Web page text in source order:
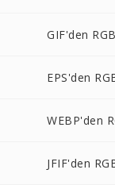
GIF'den
EPS'den
WEBP'den
JFIF'den